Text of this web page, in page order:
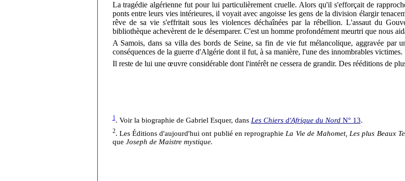
La tragédie algérienne fut pour lui particulièrement cruelle. Alors qu'il s'efforçait de
ponts entre leurs vies intérieures, il voyait avec angoisse les gens de la division élargir
rêve de sa vie s'effritait sous les violences déchaînées par la rébellion. L'assaut du
bibliothèque achevèrent de le désemparer. C'est un homme profondément meurtri que nous
A Samois, dans sa villa des bords de Seine, sa fin de vie fut mélancolique, aggravée par
conséquences de la guerre d'Algérie dont il fut, à sa manière, l'une des innombrables victimes.
Il reste de lui une œuvre considérable dont l'intérêt ne cessera de grandir. Des rééditions de
1. Voir la biographie de Gabriel Esquer, dans Les Chiers d'Afrique du Nord N° 13.
2. Les Éditions d'aujourd'hui ont publié en reprographie La Vie de Mahomet, Les plus Beaux
que Joseph de Maistre mystique.